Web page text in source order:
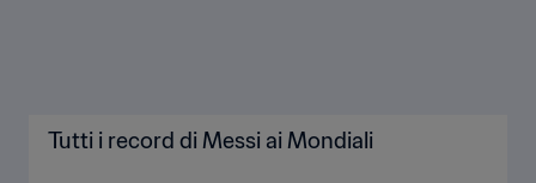
Tutti i record di Messi ai Mondiali